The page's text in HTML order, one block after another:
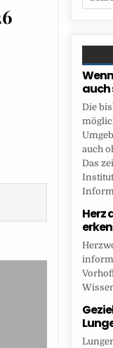
for:
Die
auch
Das
Herz